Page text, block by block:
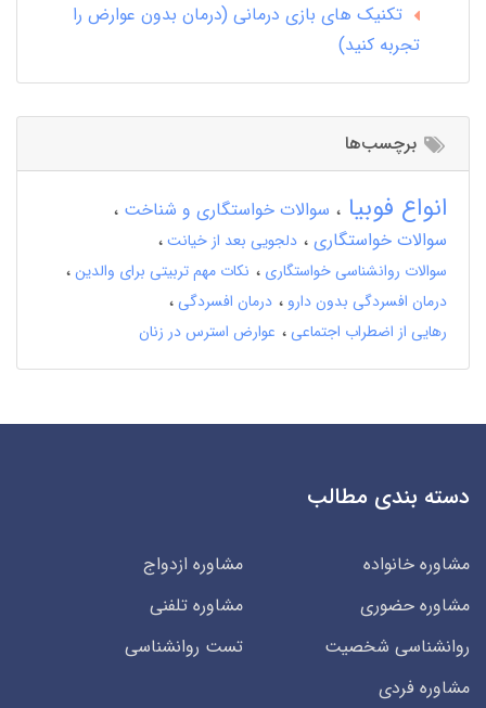
تکنیک های بازی درمانی (درمان بدون عوارض را
تجربه کنید)
برچسب‌ها
انواع فوبیا
سوالات خواستگاری و شناخت
سوالات خواستگاری
دلجویی بعد از خیانت
سوالات روانشناسی خواستگاری
نکات مهم تربیتی برای والدین
درمان افسردگی بدون دارو
درمان افسردگی
رهایی از اضطراب اجتماعی
عوارض استرس در زنان
دسته بندی مطالب
مشاوره خانواده
مشاوره ازدواج
مشاوره حضوری
مشاوره تلفنی
روانشناسی شخصیت
تست روانشناسی
مشاوره فردی